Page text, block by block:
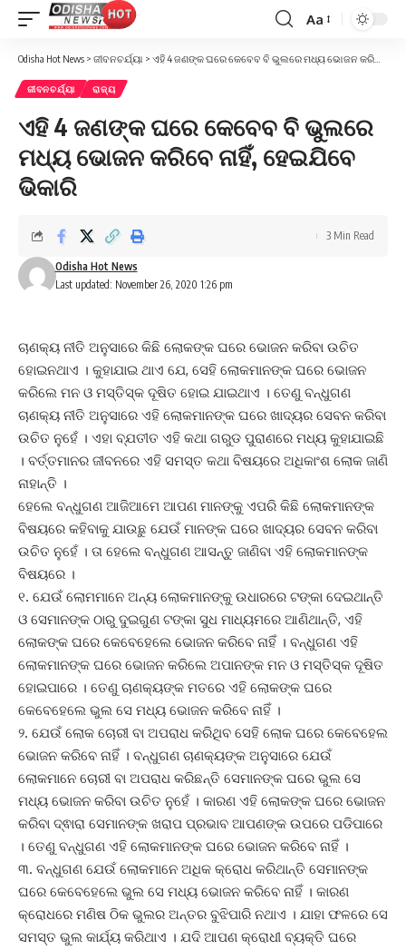
Font
Aa
Odisha Hot News > ଜୀବନଚର୍ଯ୍ୟା > ଏହି 4 ଜଣଙ୍କ ଘରେ କେବେବ ବି ଭୁଲରେ ମଧ୍ୟ ଭୋଜନ କରିବେ ନାହିଁ, ହେଇଯିବେ ଭିକାରି
ଜୀବନଚର୍ଯ୍ୟା ରାଜ୍ୟ
ଏହି 4 ଜଣଙ୍କ ଘରେ କେବେବ ବି ଭୁଲରେ
ମଧ୍ୟ ଭୋଜନ କରିବେ ନାହିଁ, ହେଇଯିବେ
ଭିକାରି
Last updated: November 26, 2020 1:26 pm
Odisha Hot News
3 Min Read
ଚାଣକ୍ୟ ନୀତି ଅନୁସାରେ କିଛି ଲୋକଙ୍କ ଘରେ ଭୋଜନ କରିବା ଉଚିତ
ହୋଇନଥାଏ । କୁହାଯାଇ ଥାଏ ଯେ, ସେହି ଲୋକମାନଙ୍କ ଘରେ ଭୋଜନ
କରିଲେ ମନ ଓ ମସ୍ତିସ୍କ ଦୂଷିତ ହୋଇ ଯାଇଥାଏ । ତେଣୁ ବନ୍ଧୁଗଣ
ଚାଣକ୍ୟ ନୀତି ଅନୁସାରେ ଏହି ଲୋକମାନଙ୍କ ଘରେ ଖାଦ୍ୟର ସେବନ କରିବା
ଉଚିତ ନୁହେଁ । ଏହା ବ୍ଯତୀତ ଏହି କଥା ଗରୁଡ ପୁରାଣରେ ମଧ୍ୟ କୁହାଯାଇଛି
। ବର୍ତ୍ତମାନର ଜୀବନରେ ଏହି ସମସ୍ତ କଥା ବିଷୟରେ ଅଧିକାଂଶ ଲୋକ ଜାଣି
ନାହାନ୍ତି ।
ହେଲେ ବନ୍ଧୁଗଣ ଆଜିଆମେ ଆପଣ ମାନଙ୍କୁ ଏପରି କିଛି ଲୋକମାନଙ୍କ
ବିଷୟରେ କହିବାକୁ ଯାଉଛୁ ଯେଉଁ ମାନଙ୍କ ଘରେ ଖାଦ୍ୟର ସେବନ କରିବା
ଉଚିତ ନୁହେଁ । ତା ହେଲେ ବନ୍ଧୁଗଣ ଆସନ୍ତୁ ଜାଣିବା ଏହି ଲୋକମାନଙ୍କ
ବିଷୟରେ ।
୧. ଯେଉଁ ଲୋମମାନେ ଅନ୍ୟ ଲୋକମାନଙ୍କୁ ଉଧାରରେ ଟଙ୍କା ଦେଇଥାନ୍ତି
ଓ ସେମାନଙ୍କ ଠାରୁ ଦୁଇଗୁଣ ଟଙ୍କା ସୁଧ ମାଧ୍ୟମରେ ଆଣିଥାନ୍ତି, ଏହି
ଲୋକଙ୍କ ଘରେ କେବେହେଲେ ଭୋଜନ କରିବେ ନାହିଁ । ବନ୍ଧୁଗଣ ଏହି
ଲୋକମାନଙ୍କ ଘରେ ଭୋଜନ କରିଲେ ଅପାନଙ୍କ ମନ ଓ ମସ୍ତିସ୍କ ଦୂଷିତ
ହୋଇପାରେ । ତେଣୁ ଚାଣକ୍ୟଙ୍କ ମତରେ ଏହି ଲୋକଙ୍କ ଘରେ
କେବେହେଲେ ଭୁଲ ସେ ମଧ୍ୟ ଭୋଜନ କରିବେ ନାହିଁ ।
୨. ଯେଉଁ ଲୋକ ଚୋରୀ ବା ଅପରାଧ କରିଥିବ ସେହି ଲୋକ ଘରେ କେବେହେଲ
ଭୋଜନ କରିବେ ନାହିଁ । ବନ୍ଧୁଗଣ ଚାଣକ୍ୟଙ୍କ ଅନୁସାରେ ଯେଉଁ
ଲୋକମାନେ ଚୋରୀ ବା ଅପରାଧ କରିଛନ୍ତି ସେମାନଙ୍କ ଘରେ ଭୁଲ ସେ
ମଧ୍ୟ ଭୋଜନ କରିବା ଉଚିତ ନୁହେଁ । କାରଣ ଏହି ଲୋକଙ୍କ ଘରେ ଭୋଜନ
କରିବା ଦ୍ଵାରା ସେମାନଙ୍କ ଖରାପ ପ୍ରଭାବ ଆପଣଙ୍କ ଉପରେ ପଡିପାରେ
। ତେଣୁ ବନ୍ଧୁଗଣ ଏହି ଲୋକମାନଙ୍କ ଘରେ ଭୋଜନ କରିବେ ନାହିଁ ।
୩. ବନ୍ଧୁଗଣ ଯେଉଁ ଲୋକମାନେ ଅଧିକ କ୍ରୋଧ କରିଥାନ୍ତି ସେମାନଙ୍କ
ଘରେ କେବେହେଲେ ଭୁଲ ସେ ମଧ୍ୟ ଭୋଜନ କରିବେ ନାହିଁ । କାରଣ
କ୍ରୋଧରେ ମଣିଷ ଠିକ ଭୁଲର ଅନ୍ତର ବୁଝିପାରି ନଥାଏ । ଯାହା ଫଳରେ ସେ
ସମସ୍ତ ଭୁଲ କାର୍ଯ୍ୟ କରିଥାଏ । ଯଦି ଆପଣ କ୍ରୋଧୀ ବ୍ୟକ୍ତି ଘରେ